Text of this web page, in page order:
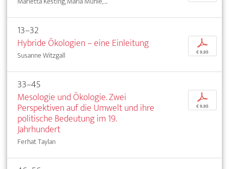
13–32
Hybride Ökologien – eine Einleitung
Susanne Witzgall
p
€ 9,95
33–45
Mesologie und Ökologie. Zwei
Perspektiven auf die Umwelt und ihre
politische Bedeutung im 19.
Jahrhundert
Ferhat Taylan
p
€ 9,95